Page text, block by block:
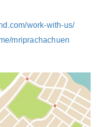
work-with-us/
mriprachachuen